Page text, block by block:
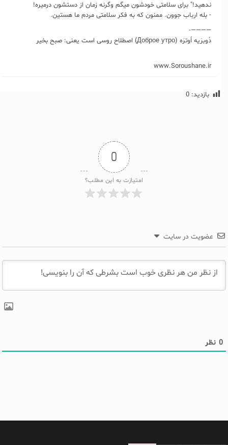
ندهید!" برای سلامتی خودشون میگم وگرنه زمان از دستشون درمیره!
- بله ارباب جوون. ممنون که به فکر سلامتی مردم ما هستین.
————-
دُوبرَیه اُوترَه (Доброе утро) اصطلاح روسی است یعنی: صبح بخیر
www.Soroushane.ir
بازدید: 0
0
امتیازت به این مطلب؟
عضویت در سایت
0 نظر